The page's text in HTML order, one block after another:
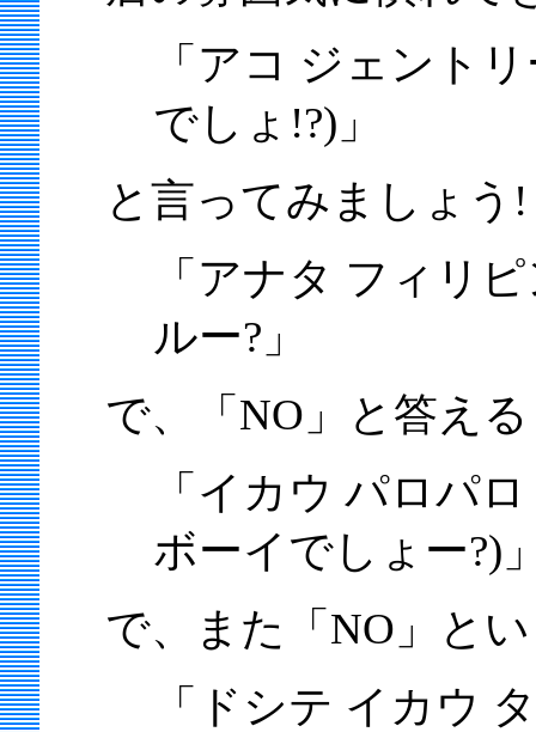
「アコ ジェント
でしょ!?)」
と言ってみましょう
「アナタ フィリ
ルー?」
で、「NO」と答え
「イカウ パロパ
ボーイでしょー?)
で、また「NO」と
「ドシテ イカウ